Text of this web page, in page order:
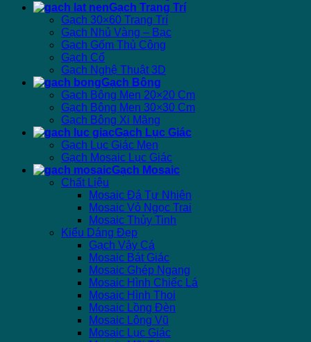
Gạch Trang Trí
Gạch 30×60 Trang Trí
Gạch Nhủ Vàng – Bạc
Gạch Gốm Thủ Công
Gạch Cổ
Gạch Nghệ Thuật 3D
Gạch Bông
Gạch Bông Men 20×20 Cm
Gạch Bông Men 30×30 Cm
Gạch Bông Xi Măng
Gạch Lục Giác
Gạch Lục Giác Men
Gạch Mosaic Lục Giác
Gạch Mosaic
Chất Liệu
Mosaic Đá Tự Nhiên
Mosaic Vỏ Ngọc Trai
Mosaic Thủy Tinh
Kiểu Dáng Đẹp
Gạch Vảy Cá
Mosaic Bát Giác
Mosaic Ghép Ngang
Mosaic Hình Chiếc Lá
Mosaic Hình Thoi
Mosaic Lồng Đèn
Mosaic Lông Vũ
Mosaic Lục Giác